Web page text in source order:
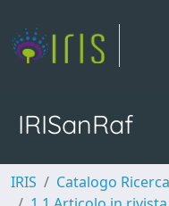
IRISanRaf
IRIS Catalogo Ricerca